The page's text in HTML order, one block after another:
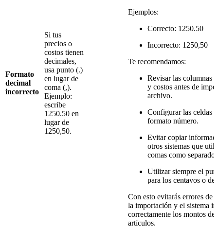
Formato
decimal
incorrecto
Si tus
precios o
costos tienen
decimales,
usa punto (.)
en lugar de
coma (,).
Ejemplo:
escribe
1250.50 en
lugar de
1250,50.
Ejemplos:
Correcto: 1250.50
Incorrecto: 1250,50
Te recomendamos:
Revisar las columnas
y costos antes de
archivo.
Configurar las celdas
formato número.
Evitar copiar
otros sistemas que
comas como
Utilizar siempre el
para los centavos o
Con esto evitarás errores de
la importación y el sistema
correctamente los montos de
artículos.